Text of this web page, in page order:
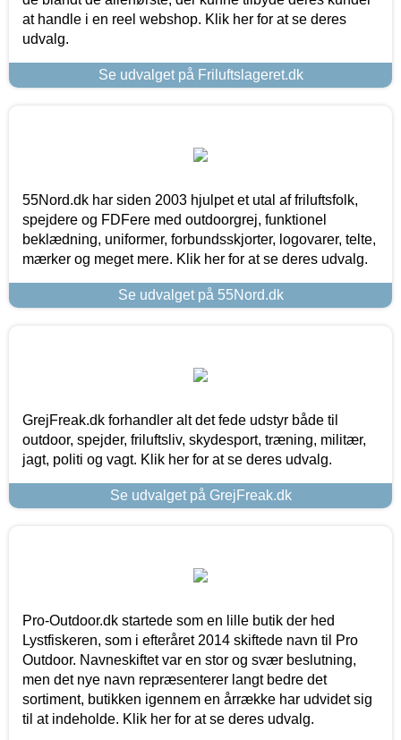
at handle i en reel webshop. Klik her for at se deres
udvalg.
Se udvalget på Friluftslageret.dk
55Nord.dk har siden 2003 hjulpet et utal af friluftsfolk,
spejdere og FDFere med outdoorgrej, funktionel
beklædning, uniformer, forbundsskjorter, logovarer, telte,
mærker og meget mere. Klik her for at se deres udvalg.
Se udvalget på 55Nord.dk
GrejFreak.dk forhandler alt det fede udstyr både til
outdoor, spejder, friluftsliv, skydesport, træning, militær,
jagt, politi og vagt. Klik her for at se deres udvalg.
Se udvalget på GrejFreak.dk
Pro-Outdoor.dk startede som en lille butik der hed
Lystfiskeren, som i efteråret 2014 skiftede navn til Pro
Outdoor. Navneskiftet var en stor og svær beslutning,
men det nye navn repræsenterer langt bedre det
sortiment, butikken igennem en årrække har udvidet sig
til at indeholde. Klik her for at se deres udvalg.